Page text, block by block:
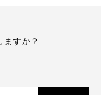
ますか？